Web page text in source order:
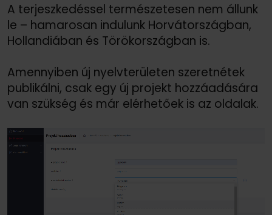
A terjeszkedéssel természetesen nem állunk
le – hamarosan indulunk Horvátországban,
Hollandiában és Törökországban is.
Amennyiben új nyelvterületen szeretnétek
publikálni, csak egy új projekt hozzáadására
van szükség és már elérhetőek is az oldalak.